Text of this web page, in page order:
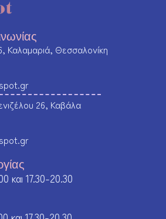
Καλαμαριά, Θεσσαλονίκη
26, Καβάλα
και 17.30-20.30